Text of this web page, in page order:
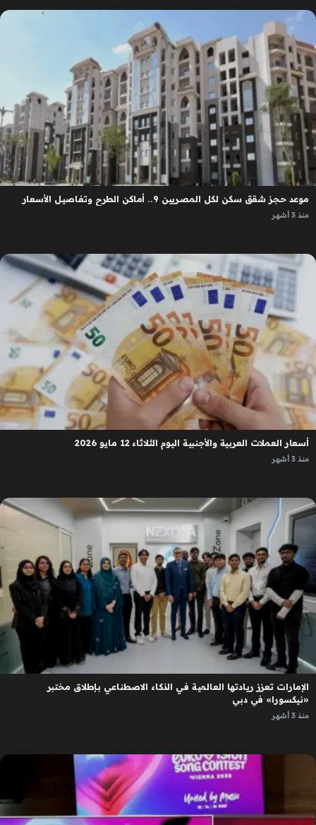
موعد حجز شقق سكن لكل المصريين 9.. أماكن الطرح وتفاصيل الأسعار
منذ 3 أشهر
أسعار العملات العربية والأجنبية اليوم الثلاثاء 12 مايو 2026
منذ 3 أشهر
الإمارات تعزز ريادتها العالمية في الذكاء الاصطناعي بإطلاق مختبر
«نيكسورا» في دبي
منذ 3 أشهر